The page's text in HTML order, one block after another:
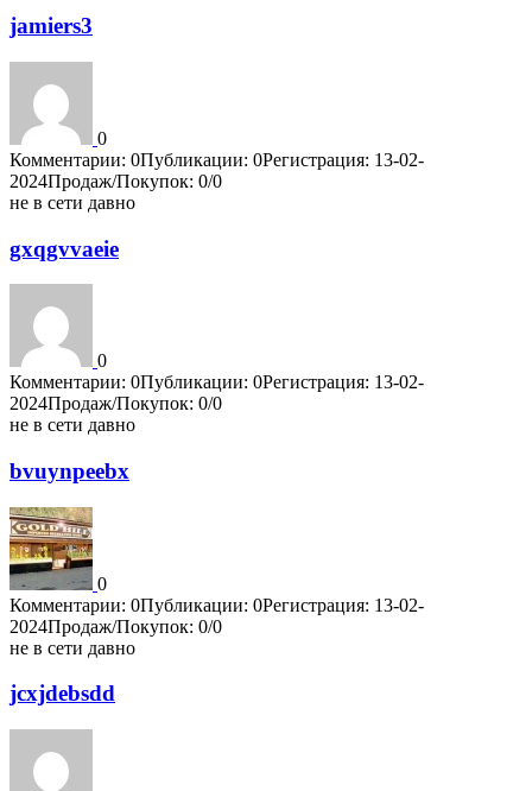
jamiers3
0
Комментарии: 0Публикации: 0Регистрация: 13-02-
2024Продаж/Покупок: 0/0
не в сети давно
gxqgvvaeie
0
Комментарии: 0Публикации: 0Регистрация: 13-02-
2024Продаж/Покупок: 0/0
не в сети давно
bvuynpeebx
0
Комментарии: 0Публикации: 0Регистрация: 13-02-
2024Продаж/Покупок: 0/0
не в сети давно
jcxjdebsdd